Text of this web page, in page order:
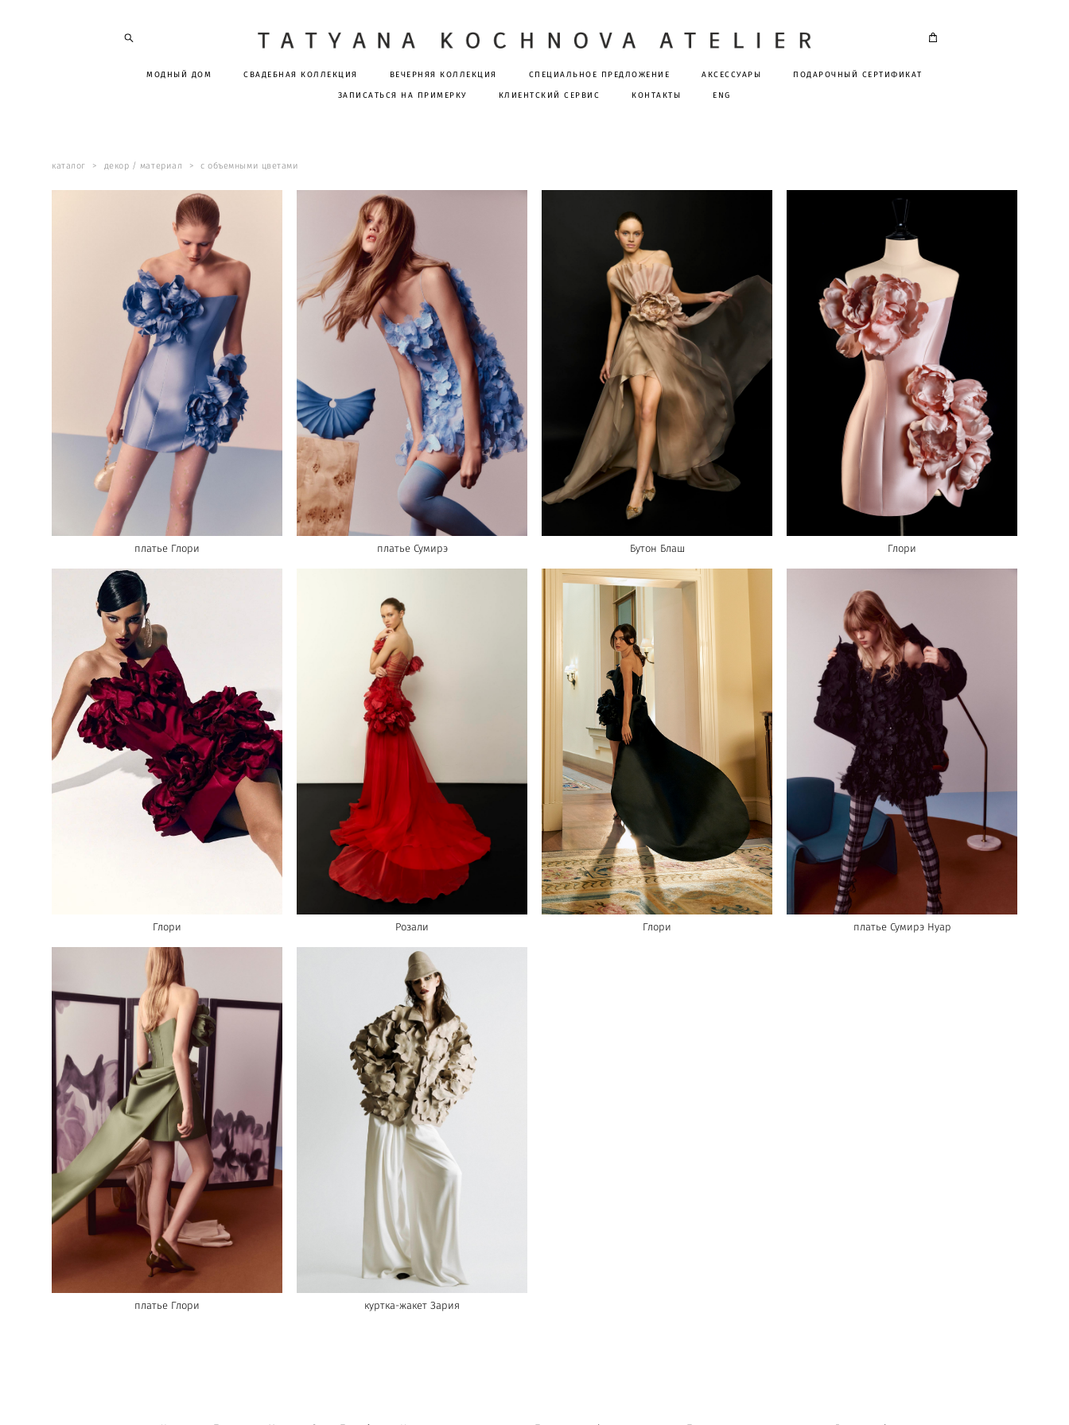
МОДНЫЙ ДОМ СВАДЕБНАЯ КОЛЛЕКЦИЯ ВЕЧЕРНЯЯ КОЛЛЕКЦИЯ СПЕЦИАЛЬНОЕ ПРЕДЛОЖЕНИЕ АКСЕССУАРЫ ПОДАРОЧНЫЙ СЕРТИФИКАТ
ЗАПИСАТЬСЯ НА ПРИМЕРКУ КЛИЕНТСКИЙ СЕРВИС КОНТАКТЫ ENG
каталог > декор / материал > с объемными цветами
платье Глори платье Сумирэ Бутон Блаш Глори
Глори Розали Глори платье Сумирэ Нуар
платье Глори куртка-жакет Зария